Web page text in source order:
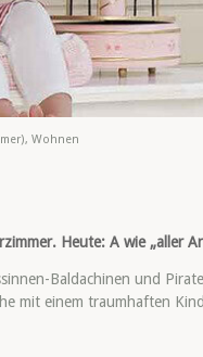
, Wohnen
Heute: A wie „aller
Baldachinen und
mit einem traumhaften